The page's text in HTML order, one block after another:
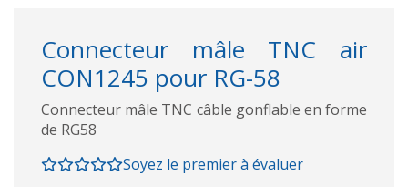
Connecteur mâle TNC air
CON1245 pour RG-58
Connecteur mâle TNC câble gonflable en forme
de RG58
Soyez le premier à évaluer